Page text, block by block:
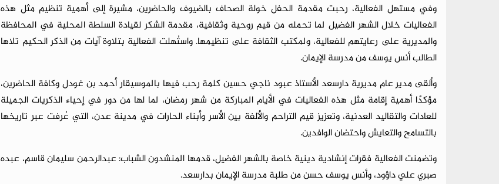
وفي مستهل الفعالية، رحبت مقدمة الحفل خولة الصحاف بالضيوف والحاضرين، مشيرة إلى أهمية تنظيم مثل هذه
الفعاليات خلال الشهر الفضيل لما تحمله من قيم روحية وثقافية، مقدمة الشكر لقيادة السلطة المحلية في المحافظة
والمديرية على رعايتهم للفعالية، ولمكتب الثقافة على تنظيمها. واستُهلت الفعالية بتلاوة آيات من الذكر الحكيم تلاها
الطالب أنس يوسف من مدرسة الإيمان.
وألقى مدير عام مديرية دارسعد الأستاذ عبود ناجي حسين كلمة رحب فيها بالموسيقار أحمد بن غودل وكافة الحاضرين،
مؤكدًا أهمية إقامة مثل هذه الفعاليات في الأيام المباركة من شهر رمضان، لما لها من دور في إحياء الذكريات الجميلة
للعادات والتقاليد العدنية، وتعزيز قيم التراحم والألفة بين الأسر وأبناء الحارات في مدينة عدن، التي عُرفت عبر تاريخها
بالتسامح والتعايش واحتضان الوافدين.
وتضمنت الفعالية فقرات إنشادية دينية خاصة بالشهر الفضيل، قدمها المنشدون الشباب: عبدالرحمن سليمان قاسم، عبده
صبري علي داؤود، وأنس يوسف حسن من طلبة مدرسة الإيمان بدارسعد.